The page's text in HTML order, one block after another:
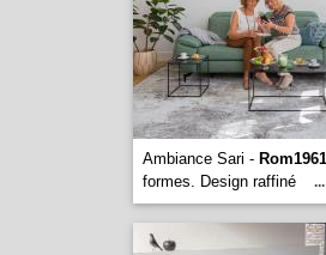
Ambiance Sari - Rom1961
formes. Design raffiné
...